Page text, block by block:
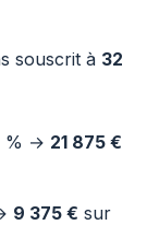
souscrit à 32
% → 21 875 €
9 375 € sur